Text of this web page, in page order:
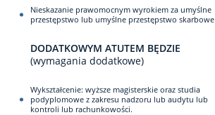
Nieskazanie prawomocnym wyrokiem za umyślne
przestępstwo lub umyślne przestępstwo skarbowe
DODATKOWYM ATUTEM BĘDZIE
(wymagania dodatkowe)
Wykształcenie: wyższe magisterskie oraz studia
podyplomowe z zakresu nadzoru lub audytu lub
kontroli lub rachunkowości.